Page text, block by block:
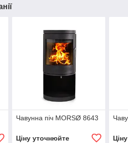
Чавунна піч MORSØ 8643
Ціну уточнюйте